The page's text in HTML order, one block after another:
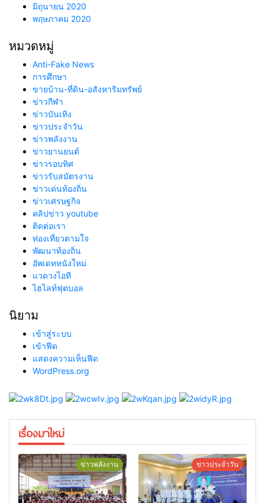
มิถุนายน 2020
พฤษภาคม 2020
หมวดหมู่
Anti-Fake News
การศึกษา
ขายบ้าน-ที่ดิน-อสังหาริมทรัพย์
ข่าวกีฬา
ข่าวบันเทิง
ข่าวประจำวัน
ข่าวพลังงาน
ข่าวยานยนต์
ข่าวรอบทิศ
ข่าวรับสมัตรงาน
ข่าวเด่นท้องถิ่น
ข่าวเศรษฐกิจ
คลิปข่าว youtube
ติดต่อเรา
ท่องเที่ยวตามใจ
พัฒนาท้องถิ่น
อัพเดทหนังใหม่
แวดวงไอที
ไฮไลท์ฟุตบอล
นิยาม
เข้าสู่ระบบ
เข้าฟีด
แสดงความเห็นฟีด
WordPress.org
เรื่องมาใหม่
ข่าวพลังงาน ข่าวประจำวัน